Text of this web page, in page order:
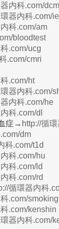
内科.com/dcm
器内科.com/ie
科.com/am
bloodtest
.com/ucg
.com/cmri
.com/ht
器内科.com/
内科.com/he
科.com/dl
症→ http://循
dm
科.com/t1d
科.com/hu
科.com/ld
科.com/rd
循環器内科
.com/smoking
.com/kenshin
器内科.com/